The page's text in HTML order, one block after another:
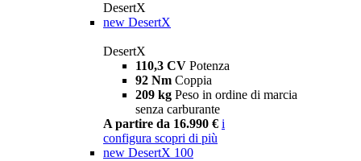
DesertX
new DesertX
DesertX
110,3 CV Potenza
92 Nm Coppia
209 kg Peso in ordine di marcia
senza carburante
A partire da 16.990 € i
configura scopri di più
new DesertX 100